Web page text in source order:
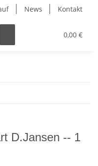
News Kontakt
0,00 €
Hersteller
D.Jansen -- 1